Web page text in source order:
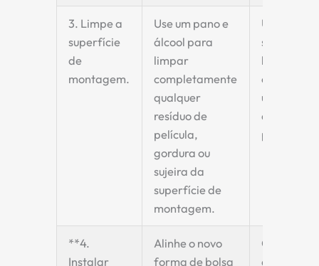
3. Limpe a
superfície
de
montagem.
Use um pano e
álcool para
limpar
completamente
qualquer
resíduo de
película,
gordura ou
sujeira da
superfície de
montagem.
Uma
superfície
limpa é
essencial
um
preciso.
**4.
Instalar
Alinhe o novo
forma de bolsa
de que o